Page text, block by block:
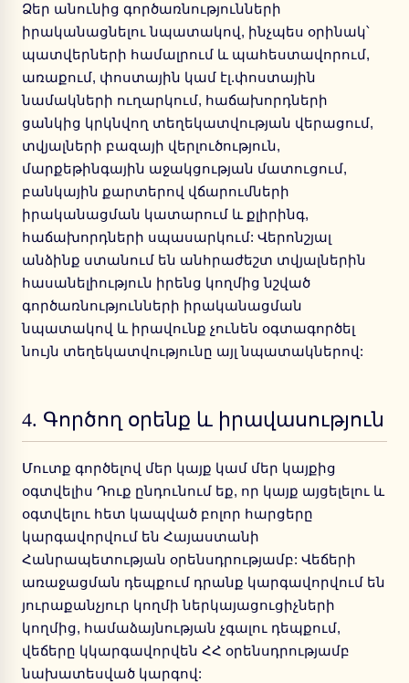
Ձեր անունից գործառնությունների
իրականացնելու նպատակով, ինչպես օրինակ՝
պատվերների համալրում և պահեստավորում,
առաքում, փոստային կամ էլ.փոստային
նամակների ուղարկում, հաճախորդների
ցանկից կրկնվող տեղեկատվության վերացում,
տվյալների բազայի վերլուծություն,
մարքեթինգային աջակցության մատուցում,
բանկային քարտերով վճարումների
իրականացման կատարում և քլիրինգ,
հաճախորդների սպասարկում: Վերոնշյալ
անձինք ստանում են անհրաժեշտ տվյալներին
հասանելիություն իրենց կողմից նշված
գործառնությունների իրականացման
նպատակով և իրավունք չունեն օգտագործել
նույն տեղեկատվությունը այլ նպատակներով:
4. Գործող օրենք և իրավասություն
Մուտք գործելով մեր կայք կամ մեր կայքից
օգտվելիս Դուք ընդունում եք, որ կայք այցելելու և
օգտվելու հետ կապված բոլոր հարցերը
կարգավորվում են Հայաստանի
Հանրապետության օրենսդրությամբ: Վեճերի
առաջացման դեպքում դրանք կարգավորվում են
յուրաքանչյուր կողմի ներկայացուցիչների
կողմից, համաձայնության չգալու դեպքում,
վեճերը կկարգավորվեն ՀՀ օրենսդրությամբ
նախատեսված կարգով: